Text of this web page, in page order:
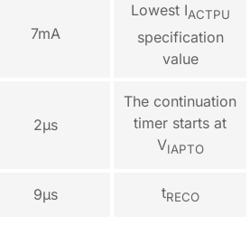
7mA
Lowest IACTPU
specification
value
2µs
The continuation
timer starts at
VIAPTO
9µs tRECO